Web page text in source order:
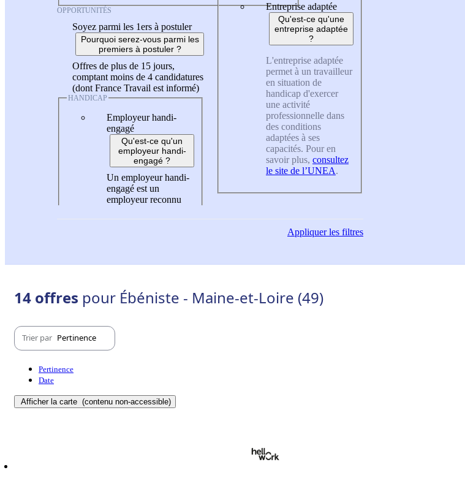
OPPORTUNITÉS
Soyez parmi les 1ers à postuler
Pourquoi serez-vous parmi les
premiers à postuler ?
Offres de plus de 15 jours,
comptant moins de 4 candidatures
(dont France Travail est informé)
HANDICAP
Employeur handi-
engagé
Qu'est-ce qu'un
employeur handi-
engagé ?
Un employeur handi-
engagé est un
employeur reconnu
Entreprise adaptée
Qu'est-ce qu'une
entreprise adaptée
?
L'entreprise adaptée
permet à un travailleur
en situation de
handicap d'exercer
une activité
professionnelle dans
des conditions
adaptées à ses
capacités. Pour en
savoir plus, consultez
le site de l’UNEA.
Appliquerles filtres
14 offres pour Ébéniste - Maine-et-Loire (49)
Trier par Pertinence
Pertinence
Date
Afficher la carte (contenu non-accessible)